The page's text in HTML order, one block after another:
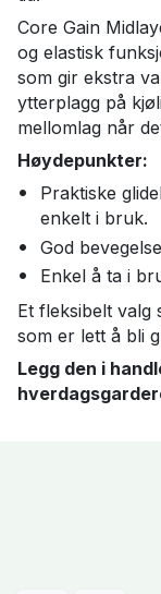
Core Gain
og elastisk
som gir ekstra
ytterplagg på
mellomlag når
Høydepunkter:
Praktiske
enkelt i bruk.
God
Enkel å ta i
Et fleksibelt valg
som er lett å bli
Legg den i